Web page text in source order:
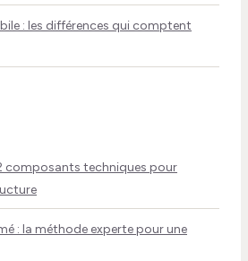
: les différences qui comptent
composants techniques pour
: la méthode experte pour une